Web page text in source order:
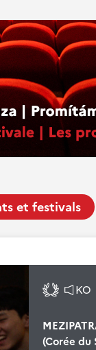
et festivals
KO
(Corée du